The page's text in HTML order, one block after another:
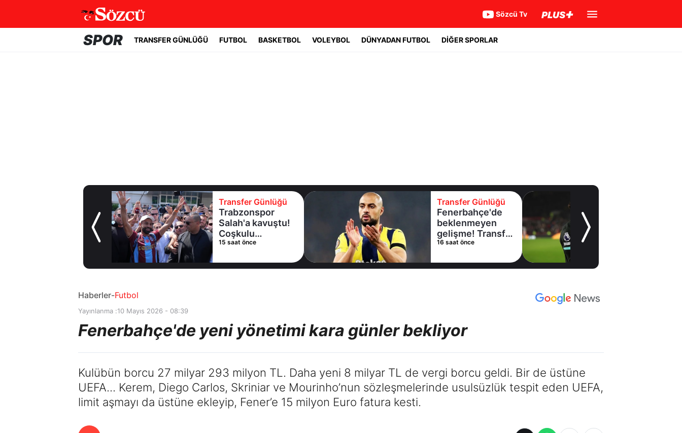
Sözcü Tv
SPOR TRANSFER GÜNLÜĞÜ FUTBOL BASKETBOL VOLEYBOL DÜNYADAN FUTBOL DİĞER SPORLAR
Salah'a kavuştu!
Transfer Günlüğü
Fenerbahçe'de
beklenmeyen
gelişme! Transfer
iptal oldu
16 saat önce
Transfer Günlüğü
Beşiktaş
Uruguaylı forveti
kiralama
konusunda Al
Hilal ile anlaştı!
Adım adım Nunez
21 saat önce
Haberler-Futbol
Yayınlanma :10 Mayıs 2026 - 08:39
Fenerbahçe'de yeni yönetimi kara günler bekliyor
Kulübün borcu 27 milyar 293 milyon TL. Daha yeni 8 milyar TL de vergi borcu geldi. Bir de üstüne
UEFA... Kerem, Diego Carlos, Skriniar ve Mourinho’nun sözleşmelerinde usulsüzlük tespit eden UEFA,
limit aşmayı da üstüne ekleyip, Fener’e 15 milyon Euro fatura kesti.